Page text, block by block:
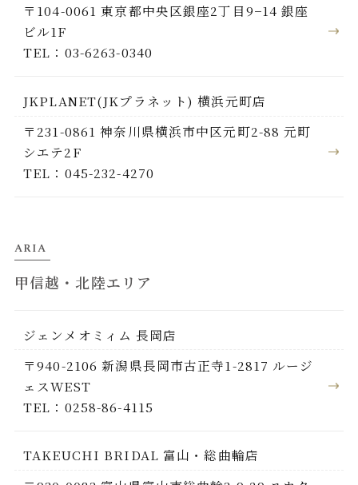
〒104-0061 東京都中央区銀座2丁目9−14 銀座
ビル1F
TEL：03-6263-0340
JKPLANET(JKプラネット) 横浜元町店
〒231-0861 神奈川県横浜市中区元町2-88 元町
シエテ2F
TEL：045-232-4270
ARIA
甲信越・北陸エリア
ジェンメオミィム 長岡店
〒940-2106 新潟県長岡市古正寺1-2817 ルージ
ェスWEST
TEL：0258-86-4115
TAKEUCHI BRIDAL 富山・総曲輪店